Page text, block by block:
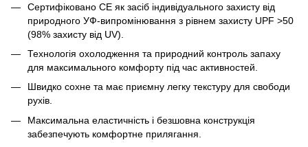
Сертифіковано CE як засіб індивідуального захисту від
природного УФ-випромінювання з рівнем захисту UPF >50
(98% захисту від UV).
Технологія охолодження та природний контроль запаху
для максимального комфорту під час активностей.
Швидко сохне та має приємну легку текстуру для свободи
рухів.
Максимальна еластичність і безшовна конструкція
забезпечують комфортне прилягання.